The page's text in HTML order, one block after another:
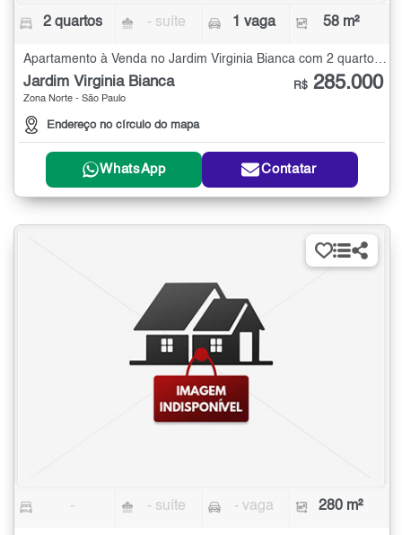
2 quartos - suíte 1 vaga 58 m²
Jardim Virginia Bianca
Zona Norte - São Paulo
Endereço no círculo do mapa
R$ 285.000
WhatsApp Contatar
- - suíte - vaga 280 m²